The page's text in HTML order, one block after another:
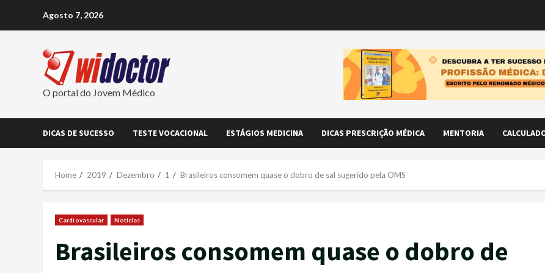
Agosto 7, 2026
O portal do Jovem Médico
DICAS DE SUCESSO TESTE VOCACIONAL ESTÁGIOS MEDICINA DICAS PRESCRIÇÃO MÉDICA MENTORIA
Home 2019 Dezembro 1 Brasileiros consomem quase o dobro de sal sugerido pela OMS
Cardiovascular Notícias
Brasileiros consomem quase o dobro de